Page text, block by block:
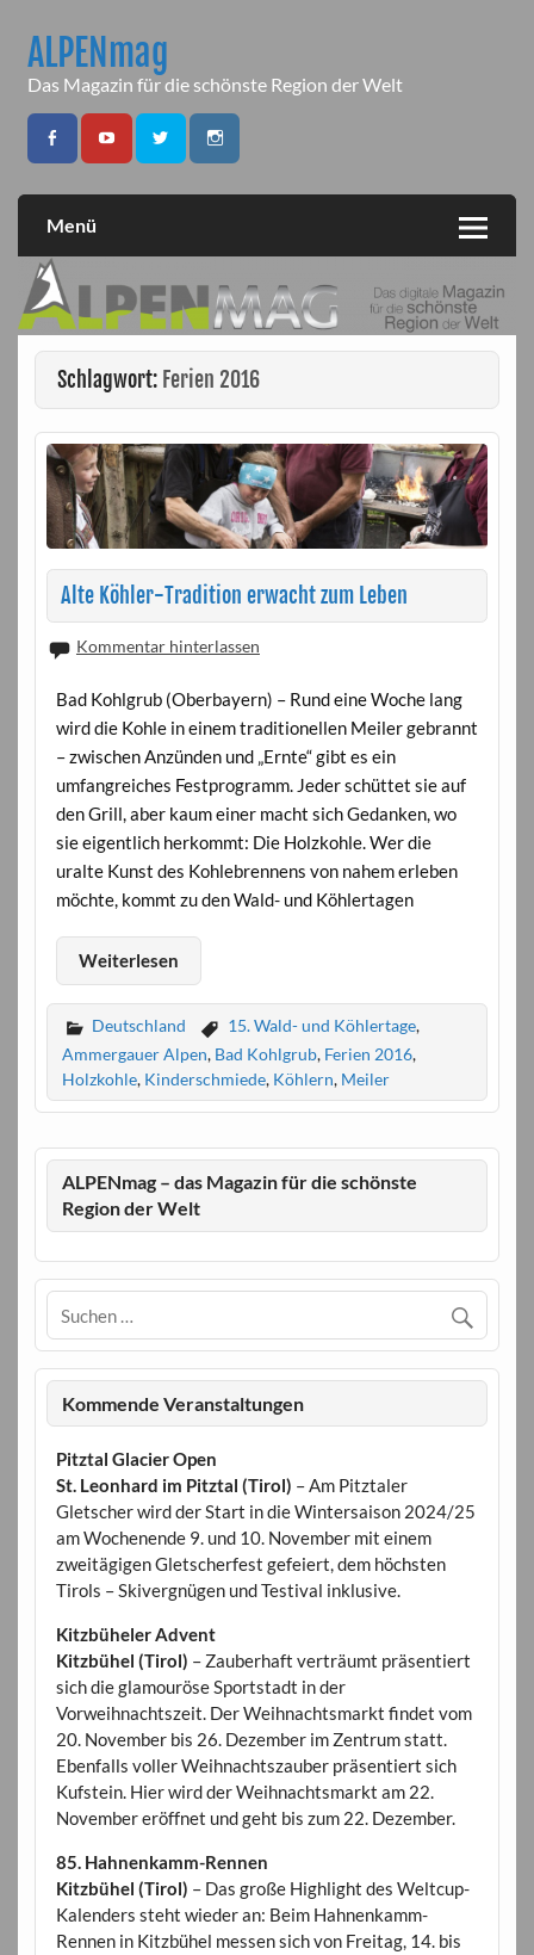
contentALPENmag
Das Magazin für die schönste Region der Welt
Menü
Schlagwort: Ferien 2016
Alte Köhler-Tradition erwacht zum Leben
Kommentar hinterlassen
Bad Kohlgrub (Oberbayern) – Rund eine Woche lang
wird die Kohle in einem traditionellen Meiler gebrannt
– zwischen Anzünden und „Ernte“ gibt es ein
umfangreiches Festprogramm. Jeder schüttet sie auf
den Grill, aber kaum einer macht sich Gedanken, wo
sie eigentlich herkommt: Die Holzkohle. Wer die
uralte Kunst des Kohlebrennens von nahem erleben
möchte, kommt zu den Wald- und Köhlertagen
Weiterlesen
Deutschland 15. Wald- und Köhlertage,
Ammergauer Alpen, Bad Kohlgrub, Ferien 2016,
Holzkohle, Kinderschmiede, Köhlern, Meiler
ALPENmag – das Magazin für die schönste
Region der Welt
Kommende Veranstaltungen
Pitztal Glacier Open
St. Leonhard im Pitztal (Tirol) – Am Pitztaler
Gletscher wird der Start in die Wintersaison 2024/25
am Wochenende 9. und 10. November mit einem
zweitägigen Gletscherfest gefeiert, dem höchsten
Tirols – Skivergnügen und Testival inklusive.
Kitzbüheler Advent
Kitzbühel (Tirol) – Zauberhaft verträumt präsentiert
sich die glamouröse Sportstadt in der
Vorweihnachtszeit. Der Weihnachtsmarkt findet vom
20. November bis 26. Dezember im Zentrum statt.
Ebenfalls voller Weihnachtszauber präsentiert sich
Kufstein. Hier wird der Weihnachtsmarkt am 22.
November eröffnet und geht bis zum 22. Dezember.
85. Hahnenkamm-Rennen
Kitzbühel (Tirol) – Das große Highlight des Weltcup-
Kalenders steht wieder an: Beim Hahnenkamm-
Rennen in Kitzbühel messen sich von Freitag, 14. bis